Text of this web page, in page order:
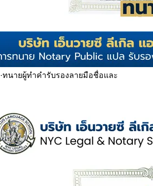
·ทนายผู้ทำคำรับรองลายมือชื่อและ